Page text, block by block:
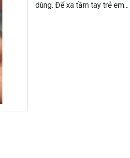
dùng. Để xa tầm tay trẻ em...